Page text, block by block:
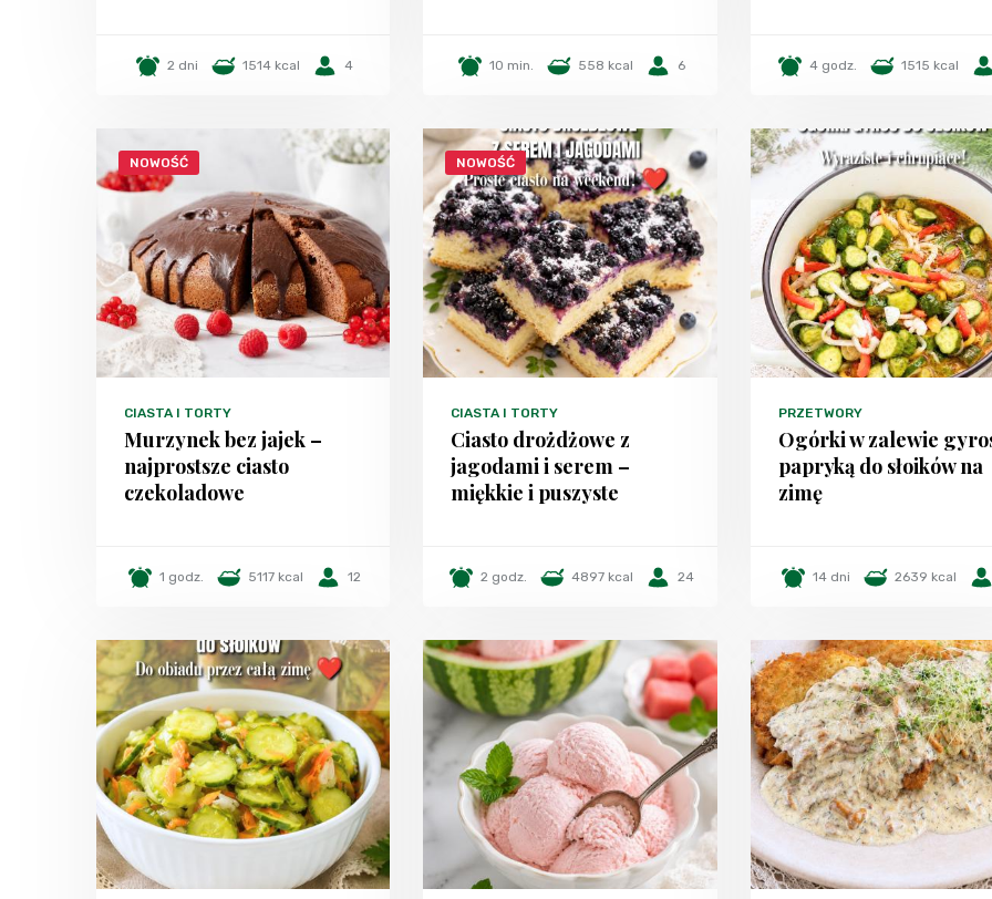
2 dni 1514 kcal 4 10 min. 558 kcal 6 4 godz. 1515 kcal
NOWOŚĆ
CIASTA I TORTY
Murzynek bez jajek –
najprostsze ciasto
czekoladowe
1 godz. 5117 kcal 12
NOWOŚĆ
CIASTA I TORTY
Ciasto drożdżowe z
jagodami i serem –
miękkie i puszyste
2 godz. 4897 kcal 24
PRZETWORY
Ogórki w zalewie
papryką do słoików na
zimę
14 dni 2639 kcal